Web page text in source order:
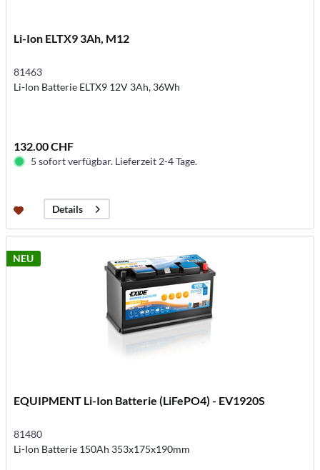
Li-Ion ELTX9 3Ah, M12
81463
Li-Ion Batterie ELTX9 12V 3Ah, 36Wh
132.00 CHF
5 sofort verfügbar. Lieferzeit 2-4 Tage.
Details
NEU
EQUIPMENT Li-Ion Batterie (LiFePO4) - EV1920S
81480
Li-Ion Batterie 150Ah 353x175x190mm